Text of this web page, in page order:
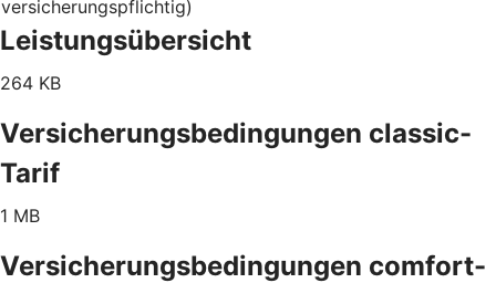
versicherungspflichtig)
Leistungsübersicht
264 KB
Versicherungsbedingungen classic-
Tarif
1 MB
Versicherungsbedingungen comfort-